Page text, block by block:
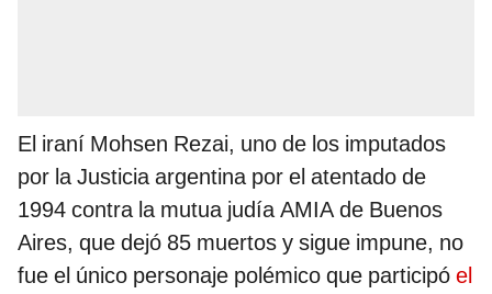
El iraní Mohsen Rezai, uno de los imputados
por la Justicia argentina por el atentado de
1994 contra la mutua judía AMIA de Buenos
Aires, que dejó 85 muertos y sigue impune, no
fue el único personaje polémico que participó el